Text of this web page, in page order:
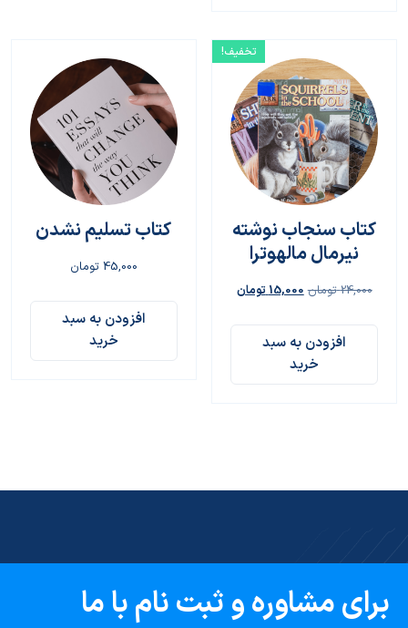
تخفیف!
کتاب سنجاب نوشته
نیرمال مالهوترا
24,000 تومان 15,000تومان
افزودن به سبد
خرید
کتاب تسلیم نشدن
45,000 تومان
افزودن به سبد
خرید
برای مشاوره و ثبت نام با ما